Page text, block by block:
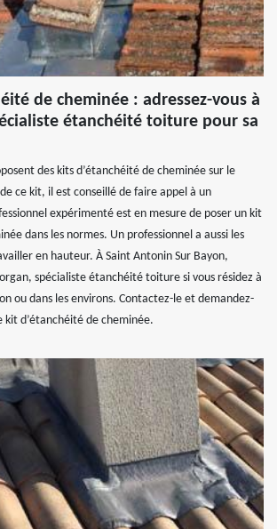
de cheminée : adressez-vous à
étanchéité toiture pour sa
des kits d’étanchéité de cheminée sur le
ce kit, il est conseillé de faire appel à un
expérimenté est en mesure de poser un kit
dans les normes. Un professionnel a aussi les
en hauteur. À Saint Antonin Sur Bayon,
spécialiste étanchéité toiture si vous résidez à
ou dans les environs. Contactez-le et demandez-
kit d’étanchéité de cheminée.